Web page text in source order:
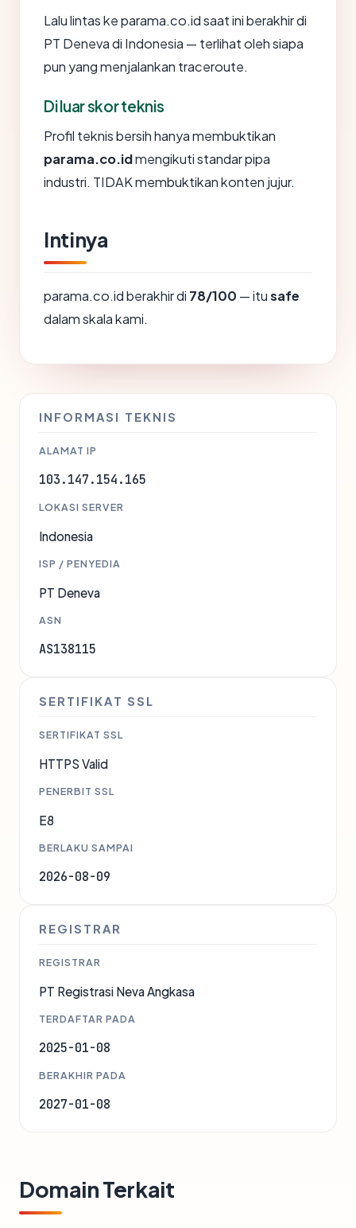
Lalu lintas ke parama.co.id saat ini berakhir di
PT Deneva di Indonesia — terlihat oleh siapa
pun yang menjalankan traceroute.
Di luar skor teknis
Profil teknis bersih hanya membuktikan
parama.co.idmengikuti standar pipa
industri. TIDAK membuktikan konten jujur.
Intinya
parama.co.id berakhir di 78/100 — itusafe
dalam skala kami.
INFORMASI TEKNIS
ALAMAT IP
103.147.154.165
LOKASI SERVER
Indonesia
ISP / PENYEDIA
PT Deneva
ASN
AS138115
SERTIFIKAT SSL
SERTIFIKAT SSL
HTTPS Valid
PENERBIT SSL
E8
BERLAKU SAMPAI
2026-08-09
REGISTRAR
REGISTRAR
PT Registrasi Neva Angkasa
TERDAFTAR PADA
2025-01-08
BERAKHIR PADA
2027-01-08
Domain Terkait